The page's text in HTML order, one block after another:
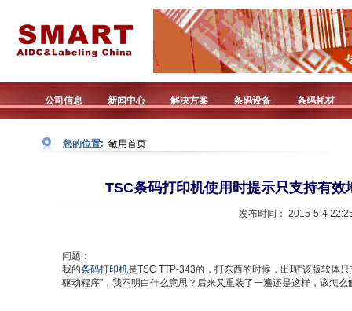
公司信息 新闻中心 解决方案 条码设备 条码耗材
您的位置: 敏用首页
TSC条码打印机使用时提示只支持有效
发布时间： 2015-5-4
问题：
我的条码打印机是TSC TTP-343的，打东西的时候，出现“该版软体
驱动程序”，我不明白什么意思？后来又重装了一遍还是这样，该怎么